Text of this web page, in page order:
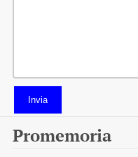
Invia
Promemoria